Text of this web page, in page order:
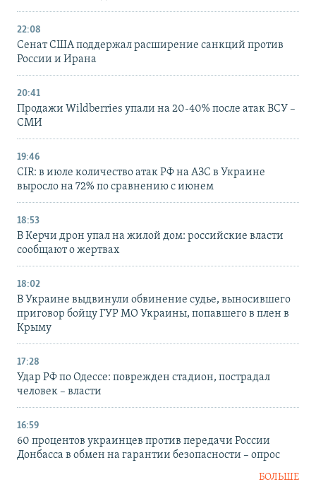
22:08
Сенат США поддержал расширение санкций против
России и Ирана
20:41
Продажи Wildberries упали на 20-40% после атак ВСУ –
СМИ
19:46
CIR: в июле количество атак РФ на АЗС в Украине
выросло на 72% по сравнению с июнем
18:53
В Керчи дрон упал на жилой дом: российские власти
сообщают о жертвах
18:02
В Украине выдвинули обвинение судье, выносившего
приговор бойцу ГУР МО Украины, попавшего в плен в
Крыму
17:28
Удар РФ по Одессе: поврежден стадион, пострадал
человек – власти
16:59
60 процентов украинцев против передачи России
Донбасса в обмен на гарантии безопасности – опрос
БОЛЬШЕ